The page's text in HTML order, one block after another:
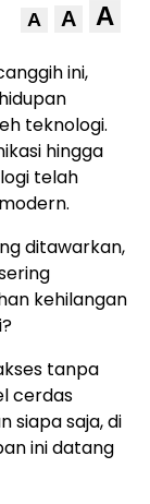
A A A
ini,
teknologi.
hingga
telah
ditawarkan,
kehilangan
tanpa
cerdas
siapa saja, di
ini datang